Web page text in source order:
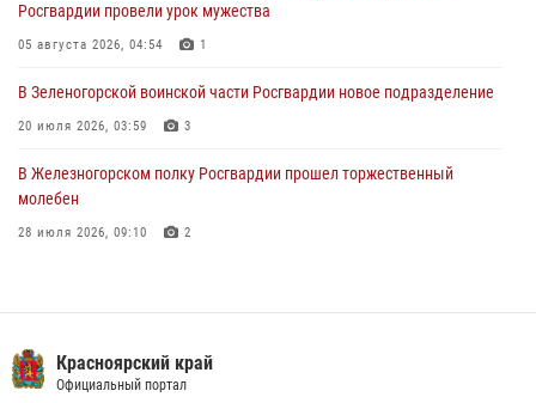
31 июля 2026, 08:08
Росгвардии провели урок мужества
05 августа 2026, 04:54 1
В Зеленогорской воинской части Росгвардии новое подразделение
20 июля 2026, 03:59 3
В Железногорском полку Росгвардии прошел торжественный
молебен
28 июля 2026, 09:10 2
Железногорские росгвардецы получили в руки легендарное оружие
Красноярский край
Официальный портал